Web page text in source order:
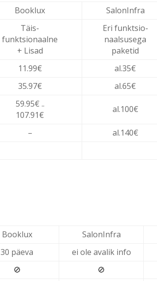
Booklux SalonInfra
Täis-
funktsionaalne
+ Lisad
Eri funktsio-
naalsusega
paketid
11.99€ al.35€
35.97€ al.65€
59.95€ ..
107.91€
al.100€
– al.140€
Booklux SalonInfra
30 päeva ei ole avalik info
🚫 🚫